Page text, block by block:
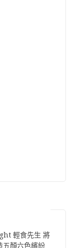
輕食先生 將
五顏六色繽紛